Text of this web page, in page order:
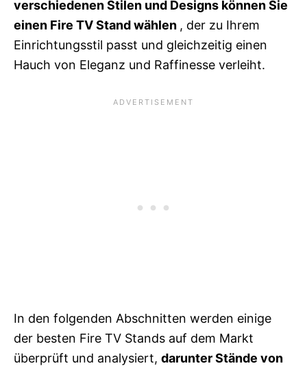
verschiedenen Stilen und Designs können Sie
einen Fire TV Stand wählen , der zu Ihrem
Einrichtungsstil passt und gleichzeitig einen
Hauch von Eleganz und Raffinesse verleiht.
In den folgenden Abschnitten werden einige
der besten Fire TV Stands auf dem Markt
überprüft und analysiert, darunter Stände von